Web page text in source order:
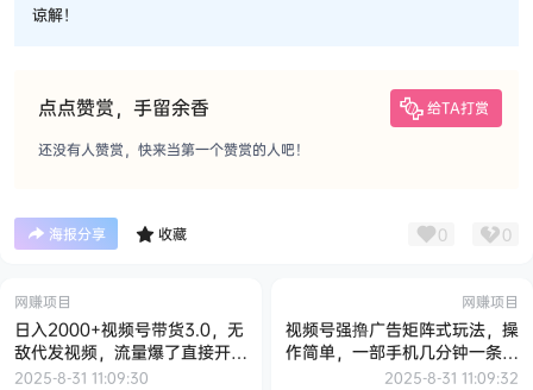
谅解！
点点赞赏，手留余香 给TA打赏
还没有人赞赏，快来当第一个赞赏的人吧！
海报分享 收藏 0 0
网赚项目
日入2000+视频号带货3.0，无
敌代发视频，流量爆了直接开
播，线下结算，可陪跑
2025-8-31 11:09:30
网赚项目
视频号强撸广告矩阵式玩法，操
作简单，一部手机几分钟一条视
频，单号一天轻松200+【揭
2025-8-31 11:09:32